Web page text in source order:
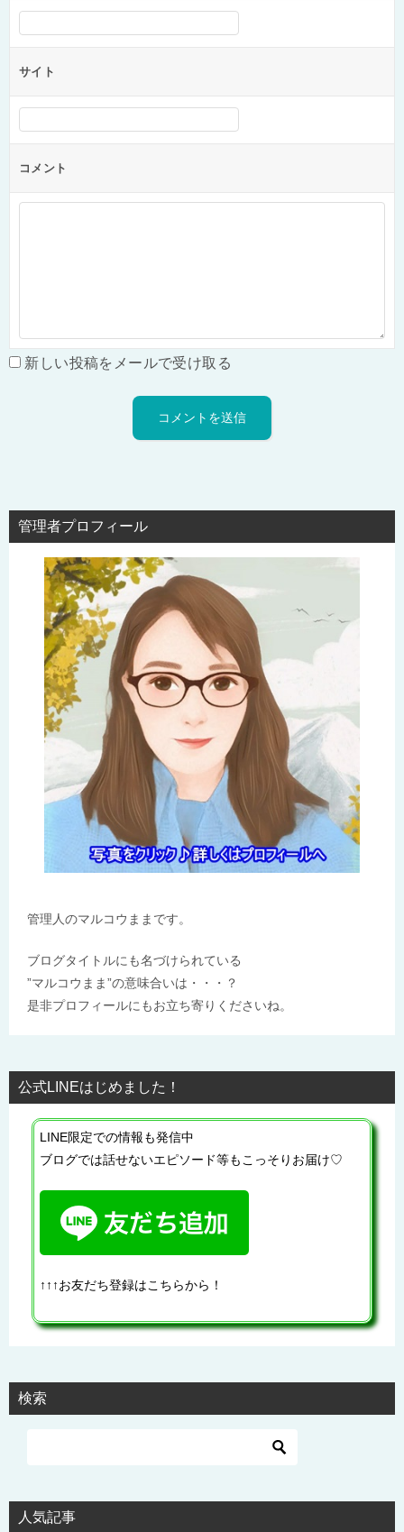
サイト
コメント
新しい投稿をメールで受け取る
管理者プロフィール
管理人のマルコウままです。
ブログタイトルにも名づけられている
”マルコウまま”の意味合いは・・・？
是非プロフィールにもお立ち寄りくださいね。
公式LINEはじめました！
LINE限定での情報も発信中
ブログでは話せないエピソード等もこっそりお届け♡
↑↑↑お友だち登録はこちらから！
検索
人気記事